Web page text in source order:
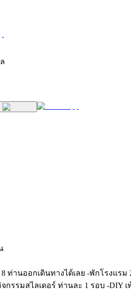
8 ท่านออกเดินทางได้เลย -พักโรง
รรมสไลเดอร์ ท่านละ 1 รอบ -